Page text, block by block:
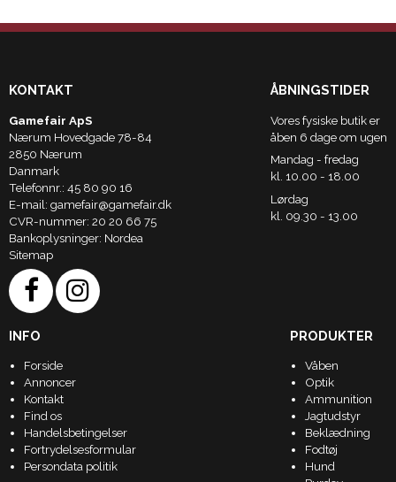
KONTAKT
Gamefair ApS
Nærum Hovedgade 78-84
2850 Nærum
Danmark
Telefonnr.: 45 80 90 16
E-mail: gamefair@gamefair.dk
CVR-nummer: 20 20 66 75
Bankoplysninger: Nordea
Sitemap
ÅBNINGSTIDER
Vores fysiske butik er
åben 6 dage om ugen
Mandag - fredag
kl. 10.00 - 18.00
Lørdag
kl. 09.30 - 13.00
INFO
Forside
Annoncer
Kontakt
Find os
Handelsbetingelser
Fortrydelsesformular
Persondata politik
PRODUKTER
Våben
Optik
Ammunition
Jagtudstyr
Beklædning
Fodtøj
Hund